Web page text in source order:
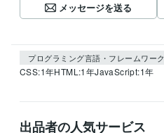
メッセージを送る
プログラミング言語・フレームワーク
CSS:1年HTML:1年JavaScript:1年
出品者の人気サービス